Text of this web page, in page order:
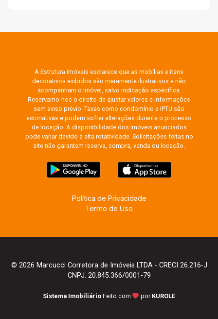
A Estrutura Imóveis esclarece que as mobílias e itens
decorativos exibidos são meramente ilustrativos e não
acompanham o imóvel, salvo indicação específica.
Reservamo-nos o direito de ajustar valores e informações
sem aviso prévio. Taxas como condomínio e IPTU são
estimativas e podem sofrer alterações durante o processo
de locação. A disponibilidade dos imóveis anunciados
pode variar devido à alta rotatividade. Solicitações feitas no
site não garantem reserva, compra, venda ou locação.
Política de Privacidade
Termo de Uso
© 2026 Marcucci Corretora de Imóveis LTDA - CRECI 26.216-J
CNPJ: 20.845.366/0001-79
Sistema Imobiliário Feito com por KUROLE